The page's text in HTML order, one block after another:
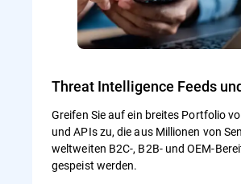
Threat Intelligence Feeds
Greifen Sie auf ein breites Portfolio
und APIs zu, die aus Millionen von
weltweiten B2C-, B2B- und OEM-
gespeist werden.